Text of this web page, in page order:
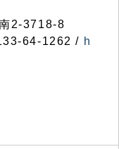
2-3718-8
64-1262 / h